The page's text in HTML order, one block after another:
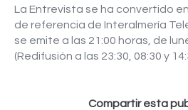
La Entrevista se ha convertido
de referencia de Interalmería
se emite a las 21:00 horas, de
(Redifusión a las 23:30, 08:30 y
Compartir esta